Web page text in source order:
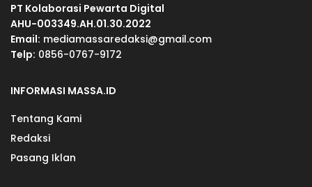
PT Kolaborasi Pewarta Digital
AHU-003349.AH.01.30.2022
Email: mediamassaredaksi@gmail.com
Telp: 0856-0767-9172
INFORMASI MASSA.ID
Tentang Kami
Redaksi
Pasang Iklan